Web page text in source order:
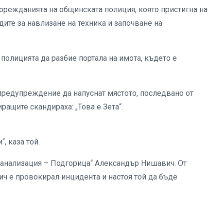
на общинската полиция, която пристигна на
за навлизане на техника и започване на
да разбие портала на имота, където е
да напуснат мястото, последвано от
скандираха: „Това е Зета“.
каза той.
– Подгорица“ Александър Нишавич. От
провокирал инцидента и настоя той да бъде